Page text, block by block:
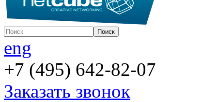
eng
+7 (495) 642-82-07
Заказать звонок